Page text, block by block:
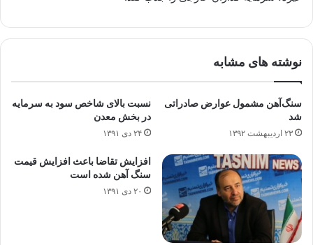
نوشته های مشابه
سنگ‌آهن مشمول عوارض صادراتی
شد
۲۳ اردیبهشت ۱۳۹۲
نسبت بالای شاخص سود به سرمایه
در بخش معدن
۲۴ دی ۱۳۹۱
افزایش تقاضا باعث افزایش قیمت
سنگ آهن شده است
۲۰ دی ۱۳۹۱